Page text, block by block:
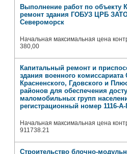
Выполнение работ по объекту
ремонт здания ГОБУЗ ЦРБ ЗАТО
Североморск
Начальная максимальная цена
380,00
Капитальный ремонт и
здания военного комиссариата
Красненского, Гдовского и
районов для обеспечения
маломобильных групп
регистрационный номер 1116-А-
Начальная максимальная цена
911738.21
Строительство блочно-